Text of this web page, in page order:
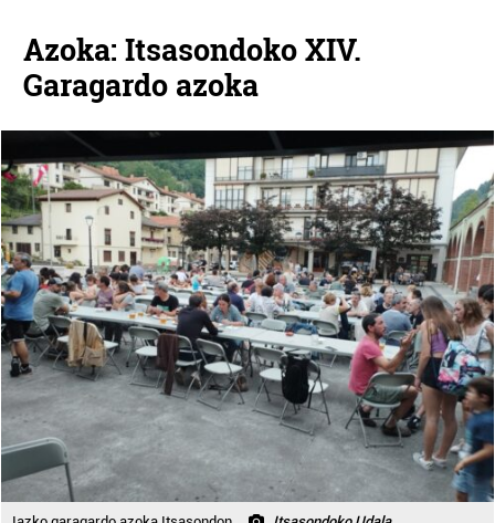
Azoka: Itsasondoko XIV.
Garagardo azoka